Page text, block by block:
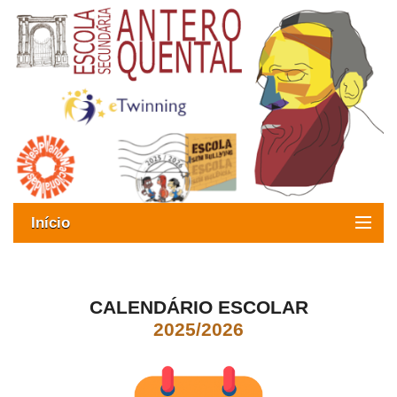
Início
Oferta formativaCALENDÁRIO ESCOLAR
2025/2026